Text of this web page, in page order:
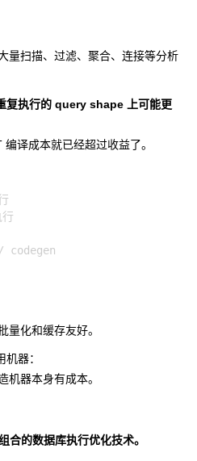
量扫描、过滤、聚合、连接等分析
复执行的 query shape 上可能更
译成本就已经超过收益了。
量化和缓存友好。
器：
机器本身有成本。
合的数据库执行优化技术。